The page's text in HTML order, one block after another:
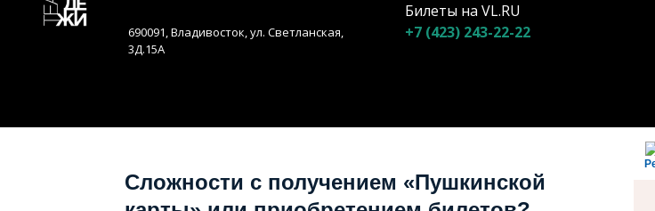
690091, Владивосток, ул. Светланская,
3Д.15А
Билеты на VL.RU
+7 (423) 243-22-22
Сложности с получением «Пушкинской